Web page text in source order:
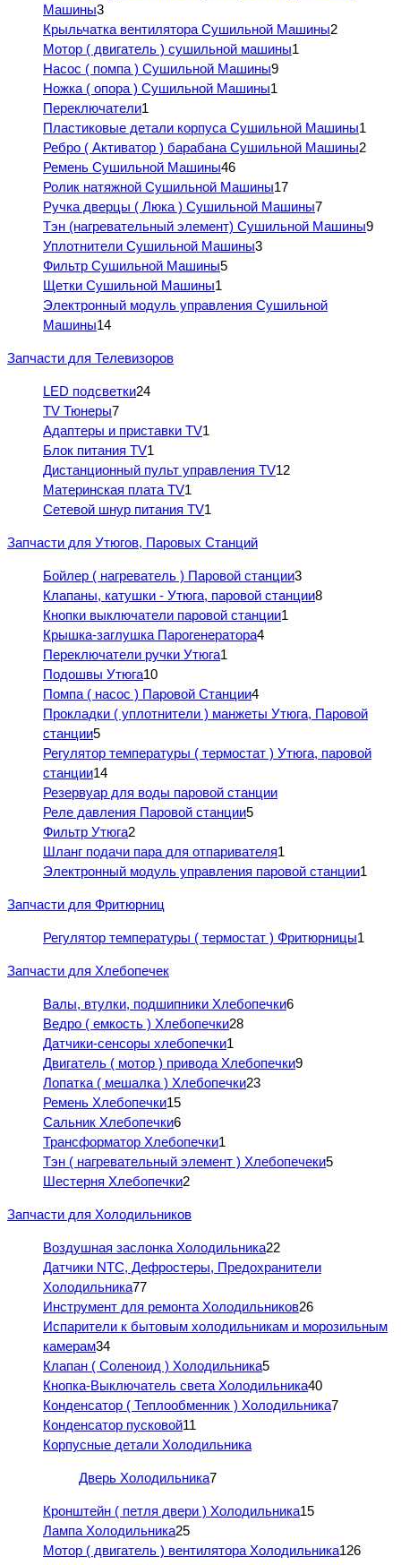
Машины3
Крыльчатка вентилятора Сушильной Машины2
Мотор ( двигатель ) сушильной машины1
Насос ( помпа ) Сушильной Машины9
Ножка ( опора ) Сушильной Машины1
Переключатели1
Пластиковые детали корпуса Сушильной Машины1
Ребро ( Активатор ) барабана Сушильной Машины2
Ремень Сушильной Машины46
Ролик натяжной Сушильной Машины17
Ручка дверцы ( Люка ) Сушильной Машины7
Тэн (нагревательный элемент) Сушильной Машины9
Уплотнители Сушильной Машины3
Фильтр Сушильной Машины5
Щетки Сушильной Машины1
Электронный модуль управления Сушильной
Машины14
Запчасти для Телевизоров
LED подсветки24
TV Тюнеры7
Адаптеры и приставки TV1
Блок питания TV1
Дистанционный пульт управления TV12
Материнская плата TV1
Сетевой шнур питания TV1
Запчасти для Утюгов, Паровых Станций
Бойлер ( нагреватель ) Паровой станции3
Клапаны, катушки - Утюга, паровой станции8
Кнопки выключатели паровой станции1
Крышка-заглушка Парогенератора4
Переключатели ручки Утюга1
Подошвы Утюга10
Помпа ( насос ) Паровой Станции4
Прокладки ( уплотнители ) манжеты Утюга, Паровой
станции5
Регулятор температуры ( термостат ) Утюга, паровой
станции14
Резервуар для воды паровой станции
Реле давления Паровой станции5
Фильтр Утюга2
Шланг подачи пара для отпаривателя1
Электронный модуль управления паровой станции1
Запчасти для Фритюрниц
Регулятор температуры ( термостат ) Фритюрницы1
Запчасти для Хлебопечек
Валы, втулки, подшипники Хлебопечки6
Ведро ( емкость ) Хлебопечки28
Датчики-сенсоры хлебопечки1
Двигатель ( мотор ) привода Хлебопечки9
Лопатка ( мешалка ) Хлебопечки23
Ремень Хлебопечки15
Сальник Хлебопечки6
Трансформатор Хлебопечки1
Тэн ( нагревательный элемент ) Хлебопечеки5
Шестерня Хлебопечки2
Запчасти для Холодильников
Воздушная заслонка Холодильника22
Датчики NTC, Дефростеры, Предохранители
Холодильника77
Инструмент для ремонта Холодильников26
Испарители к бытовым холодильникам и морозильным
камерам34
Клапан ( Соленоид ) Холодильника5
Кнопка-Выключатель света Холодильника40
Конденсатор ( Теплообменник ) Холодильника7
Конденсатор пусковой11
Корпусные детали Холодильника
Дверь Холодильника7
Кронштейн ( петля двери ) Холодильника15
Лампа Холодильника25
Мотор ( двигатель ) вентилятора Холодильника126